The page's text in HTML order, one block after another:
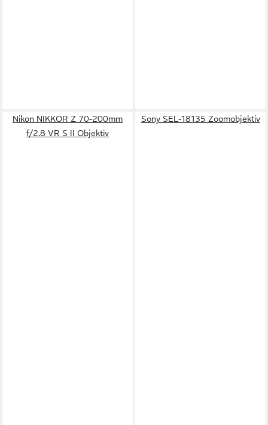
Nikon NIKKOR Z 70-200mm
f/2.8 VR S II Objektiv
Sony SEL-18135 Zoomobjektiv